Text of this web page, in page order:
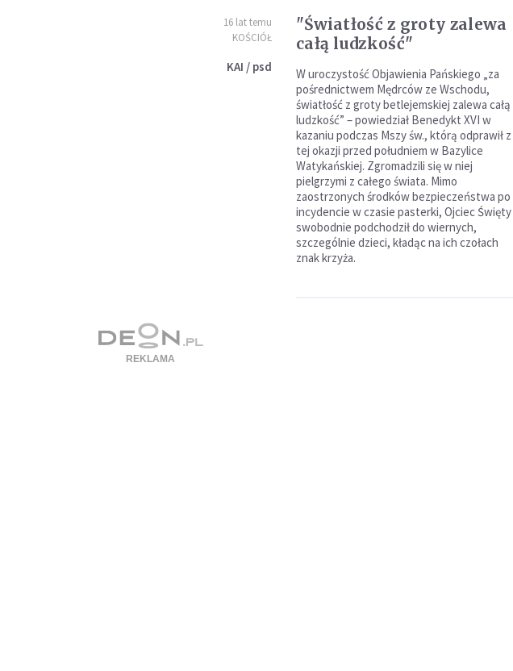
16 lat temu
KOŚCIÓŁ
KAI / psd
"Światłość z groty zalewa
całą ludzkość"
W uroczystość Objawienia Pańskiego „za
pośrednictwem Mędrców ze Wschodu,
światłość z groty betlejemskiej zalewa całą
ludzkość” – powiedział Benedykt XVI w
kazaniu podczas Mszy św., którą odprawił z
tej okazji przed południem w Bazylice
Watykańskiej. Zgromadzili się w niej
pielgrzymi z całego świata. Mimo
zaostrzonych środków bezpieczeństwa po
incydencie w czasie pasterki, Ojciec Święty
swobodnie podchodził do wiernych,
szczególnie dzieci, kładąc na ich czołach
znak krzyża.